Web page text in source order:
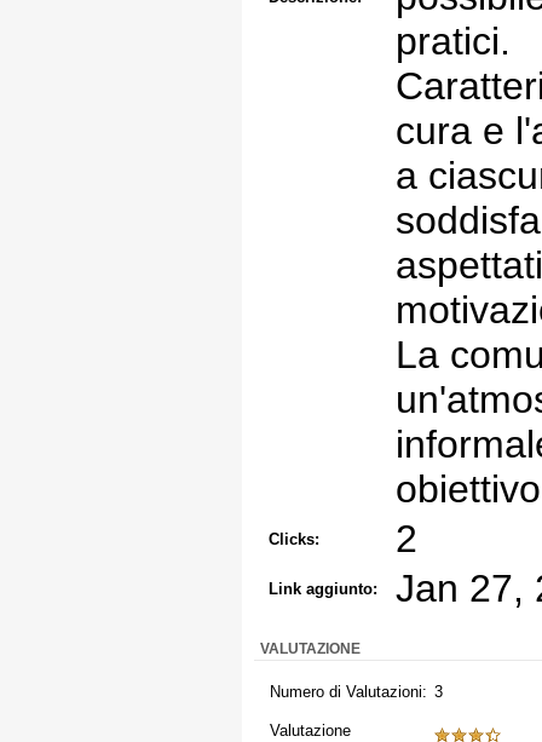
pratici.
cura e
a
La
Clicks: 2
Link aggiunto: Jan 27,
VALUTAZIONE
Numero di Valutazioni: 3
Valutazione